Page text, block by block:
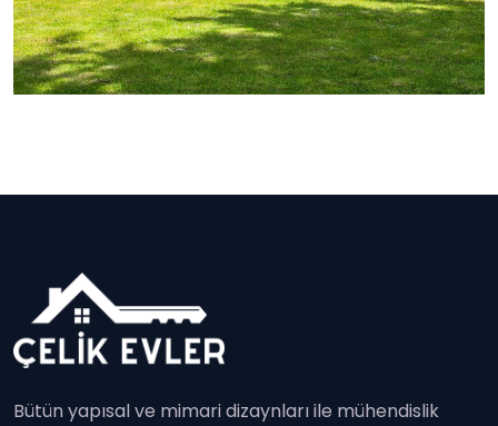
Bütün yapısal ve mimari dizaynları ile mühendislik